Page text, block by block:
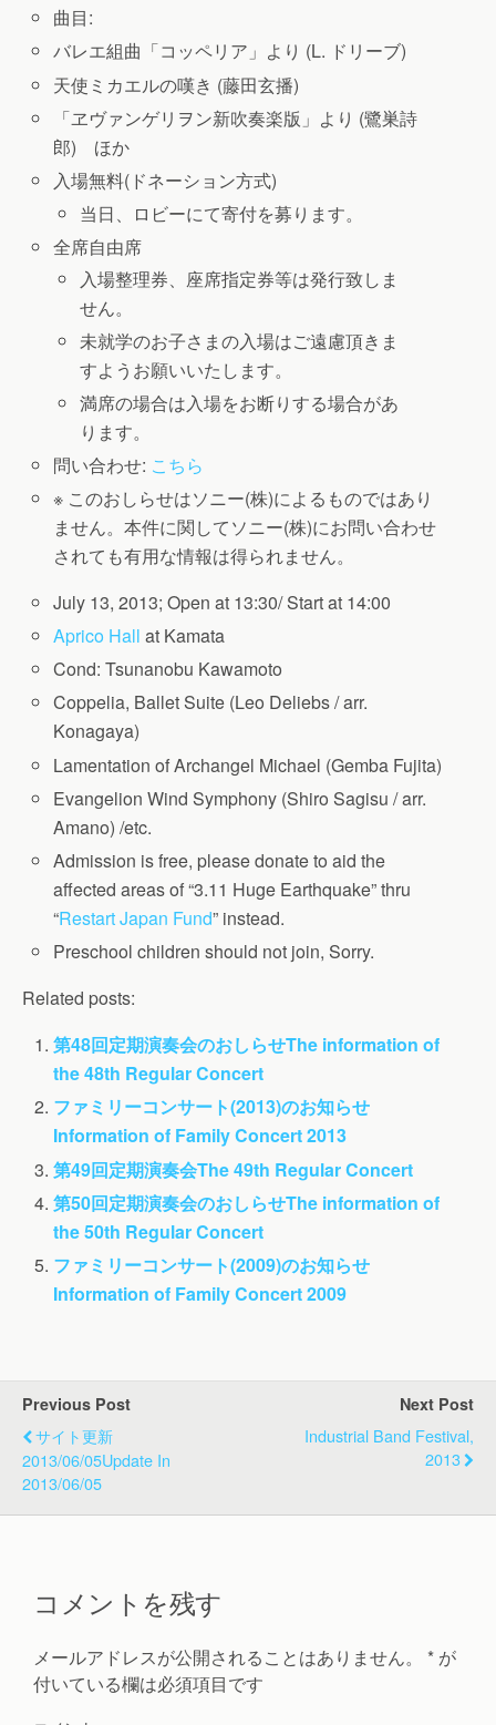
曲目:
バレエ組曲「コッペリア」より (L. ドリーブ)
天使ミカエルの嘆き (藤田玄播)
「ヱヴァンゲリヲン新吹奏楽版」より (鷺巣詩
郎) ほか
入場無料(ドネーション方式)
当日、ロビーにて寄付を募ります。
全席自由席
入場整理券、座席指定券等は発行致しま
せん。
未就学のお子さまの入場はご遠慮頂きま
すようお願いいたします。
満席の場合は入場をお断りする場合があ
ります。
問い合わせ: こちら
※ このおしらせはソニー(株)によるものではあり
ません。本件に関してソニー(株)にお問い合わせ
されても有用な情報は得られません。
July 13, 2013; Open at 13:30/ Start at 14:00
Aprico Hall at Kamata
Cond: Tsunanobu Kawamoto
Coppelia, Ballet Suite (Leo Deliebs / arr.
Konagaya)
Lamentation of Archangel Michael (Gemba Fujita)
Evangelion Wind Symphony (Shiro Sagisu / arr.
Amano) /etc.
Admission is free, please donate to aid the
affected areas of “3.11 Huge Earthquake” thru
“Restart Japan Fund” instead.
Preschool children should not join, Sorry.
Related posts:
第48回定期演奏会のおしらせThe information of
the 48th Regular Concert
ファミリーコンサート(2013)のお知らせ
Information of Family Concert 2013
第49回定期演奏会The 49th Regular Concert
第50回定期演奏会のおしらせThe information of
the 50th Regular Concert
ファミリーコンサート(2009)のお知らせ
Information of Family Concert 2009
Previous Post
サイト更新
2013/06/05Update In
2013/06/05
Next Post
Industrial Band Festival,
2013
コメントを残す
メールアドレスが公開されることはありません。 * が
付いている欄は必須項目です